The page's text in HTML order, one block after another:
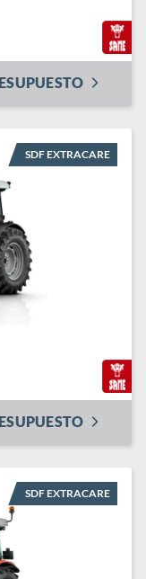
SDF EXTRACARE
SDF EXTRACARE